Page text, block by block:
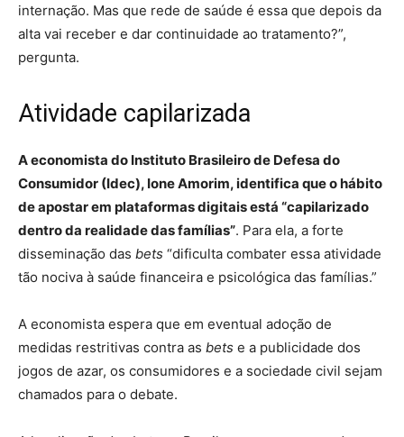
internação. Mas que rede de saúde é essa que depois da
alta vai receber e dar continuidade ao tratamento?”,
pergunta.
Atividade capilarizada
A economista do Instituto Brasileiro de Defesa do
Consumidor (Idec), Ione Amorim, identifica que o hábito
de apostar em plataformas digitais está “capilarizado
dentro da realidade das famílias”. Para ela, a forte
disseminação das bets “dificulta combater essa atividade
tão nociva à saúde financeira e psicológica das famílias.”
A economista espera que em eventual adoção de
medidas restritivas contra as bets e a publicidade dos
jogos de azar, os consumidores e a sociedade civil sejam
chamados para o debate.